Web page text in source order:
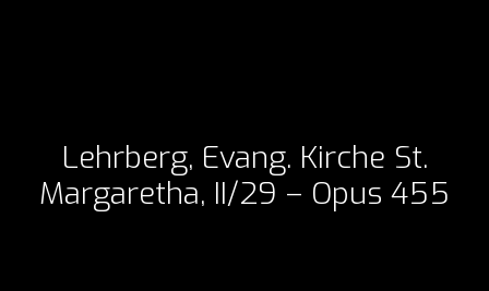
Lehrberg, Evang. Kirche St.
Margaretha, II/29 – Opus 455